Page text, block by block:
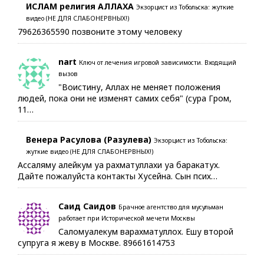
ИСЛАМ религия АЛЛАХА Экзорцист из Тобольска: жуткие
видео (НЕ ДЛЯ СЛАБОНЕРВНЫХ!)
79626365590 позвоните этому человеку
nart Ключ от лечения игровой зависимости. Входящий
вызов
"Воистину, Аллах не меняет положения
людей, пока они не изменят самих себя" (сура Гром,
11…
Венера Расулова (Разулева) Экзорцист из Тобольска:
жуткие видео (НЕ ДЛЯ СЛАБОНЕРВНЫХ!)
Ассаляму алейкум уа рахматуллахи уа баракатух.
Дайте пожалуйста контакты Хусейна. Сын псих…
Саид Саидов Брачное агентство для мусульман
работает при Исторической мечети Москвы
Саломуалекум варахматуллох. Ешу второй
супруга я жеву в Москве. 89661614753